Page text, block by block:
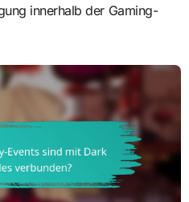
innerhalb der Gaming-